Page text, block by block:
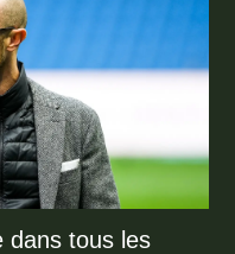
dans tous les